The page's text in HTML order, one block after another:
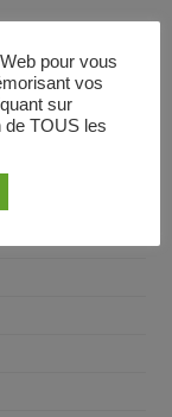
pour vous
vos
sur
de TOUS les